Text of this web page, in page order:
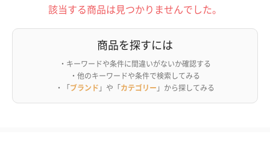
該当する商品は見つかりませんでした。
商品を探すには
・キーワードや条件に間違いがないか確認する
・他のキーワードや条件で検索してみる
・「ブランド 」や「カテゴリー 」から探してみる